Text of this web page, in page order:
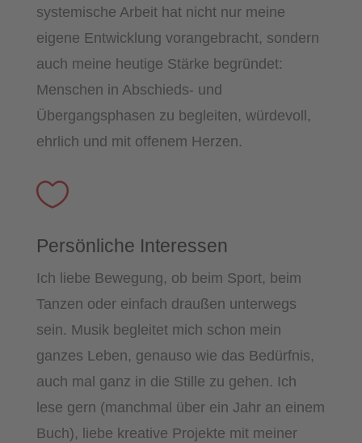
systemische Arbeit hat nicht nur meine
eigene Entwicklung vorangebracht, sondern
auch meine heutige Stärke begründet:
Menschen in Abschieds- und
Übergangsphasen zu begleiten, würdevoll,
ehrlich und mit offenem Herzen.

Persönliche Interessen
Ich liebe Bewegung, ob beim Sport, beim
Tanzen oder einfach draußen unterwegs
sein. Musik begleitet mich schon mein
ganzes Leben, genauso wie das Bedürfnis,
auch mal ganz in die Stille zu gehen. Ich
lese gern (manchmal über ein Jahr an einem
Buch), liebe kreative Projekte mit meiner